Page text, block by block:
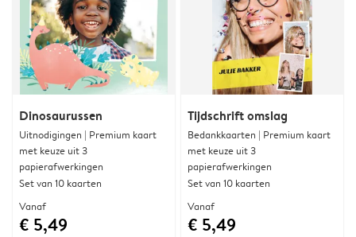
Dinosaurussen
Uitnodigingen | Premium kaart
met keuze uit 3
papierafwerkingen
Set van 10 kaarten
Vanaf
€ 5,49
Tijdschrift omslag
Bedankkaarten | Premium kaart
met keuze uit 3
papierafwerkingen
Set van 10 kaarten
Vanaf
€ 5,49